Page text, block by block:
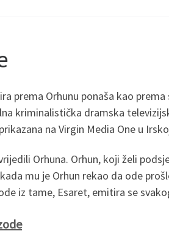
prema Orhunu ponaša kao
kriminalistička dramska
na Virgin Media One u
Orhuna. Orhun, koji želi
mu je Orhun rekao da ode
iz tame, Esaret, emitira se